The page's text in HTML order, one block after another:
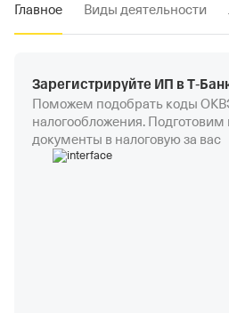
Главное Виды деятельности
Зарегистрируйте ИП в
Поможем подобрать коды
налогообложения.
документы в налоговую за вас